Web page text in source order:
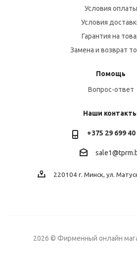
Условия оплаты
Условия
Гарантия на
Замена и возврат
Помощь
Вопрос-ответ
Наши
+375 29 699 40
220104 г. Минск, ул.
2026 © Фирменный онлайн